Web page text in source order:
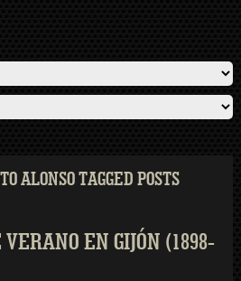
ALONSO TAGGED POSTS
VERANO EN GIJÓN (1898-